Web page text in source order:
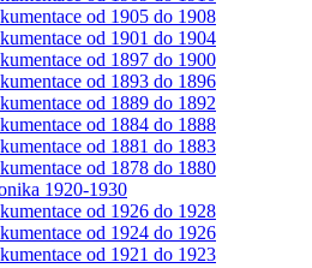
od 1905 do 1908
od 1901 do 1904
od 1897 do 1900
od 1893 do 1896
od 1889 do 1892
od 1884 do 1888
od 1881 do 1883
od 1878 do 1880
1920-1930
od 1926 do 1928
od 1924 do 1926
od 1921 do 1923